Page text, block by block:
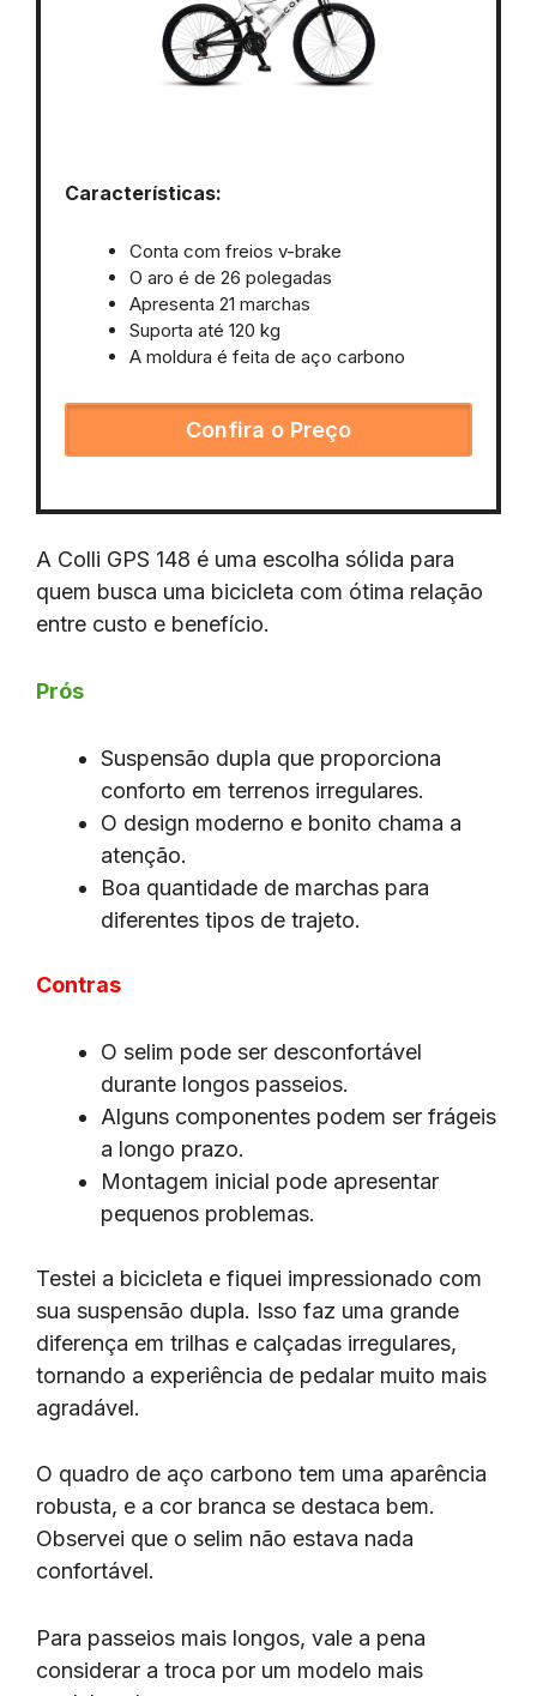
Características:
Conta com freios v-brake
O aro é de 26 polegadas
Apresenta 21 marchas
Suporta até 120 kg
A moldura é feita de aço carbono
Confira o Preço
A Colli GPS 148 é uma escolha sólida para
quem busca uma bicicleta com ótima relação
entre custo e benefício.
Prós
Suspensão dupla que proporciona
conforto em terrenos irregulares.
O design moderno e bonito chama a
atenção.
Boa quantidade de marchas para
diferentes tipos de trajeto.
Contras
O selim pode ser desconfortável
durante longos passeios.
Alguns componentes podem ser frágeis
a longo prazo.
Montagem inicial pode apresentar
pequenos problemas.
Testei a bicicleta e fiquei impressionado com
sua suspensão dupla. Isso faz uma grande
diferença em trilhas e calçadas irregulares,
tornando a experiência de pedalar muito mais
agradável.
O quadro de aço carbono tem uma aparência
robusta, e a cor branca se destaca bem.
Observei que o selim não estava nada
confortável.
Para passeios mais longos, vale a pena
considerar a troca por um modelo mais